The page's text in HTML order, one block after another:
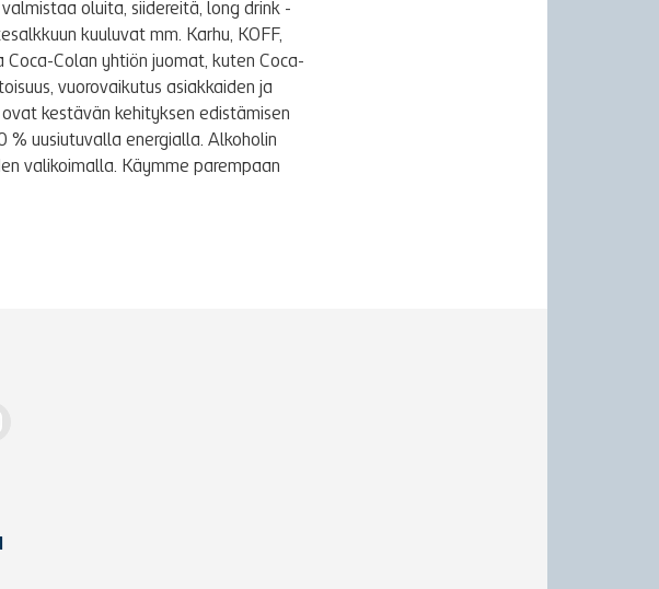
oluita, siidereitä, long drink -
kuuluvat mm. Karhu, KOFF,
Colan yhtiön juomat, kuten Coca-
vuorovaikutus asiakkaiden ja
kestävän kehityksen edistämisen
uusiutuvalla energialla. Alkoholin
valikoimalla. Käymme parempaan